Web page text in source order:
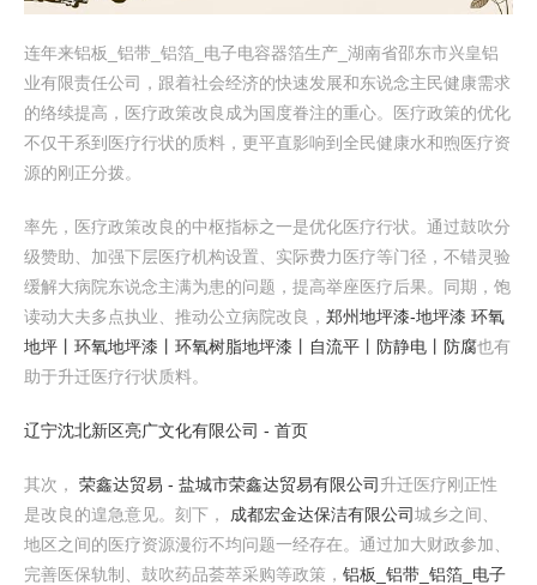
连年来铝板_铝带_铝箔_电子电容器箔生产_湖南省邵东市兴皇铝
业有限责任公司，跟着社会经济的快速发展和东说念主民健康需求
的络续提高，医疗政策改良成为国度眷注的重心。医疗政策的优化
不仅干系到医疗行状的质料，更平直影响到全民健康水和煦医疗资
源的刚正分拨。
率先，医疗政策改良的中枢指标之一是优化医疗行状。通过鼓吹分
级赞助、加强下层医疗机构设置、实际费力医疗等门径，不错灵验
缓解大病院东说念主满为患的问题，提高举座医疗后果。同期，饱
读动大夫多点执业、推动公立病院改良， 郑州地坪漆-地坪漆 环氧
地坪丨环氧地坪漆丨环氧树脂地坪漆丨自流平丨防静电丨防腐也有
助于升迁医疗行状质料。
辽宁沈北新区亮广文化有限公司 - 首页
其次， 荣鑫达贸易 - 盐城市荣鑫达贸易有限公司 升迁医疗刚正性
是改良的遑急意见。刻下， 成都宏金达保洁有限公司城乡之间、
地区之间的医疗资源漫衍不均问题一经存在。通过加大财政参加、
完善医保轨制、鼓吹药品荟萃采购等政策， 铝板_铝带_铝箔_电子